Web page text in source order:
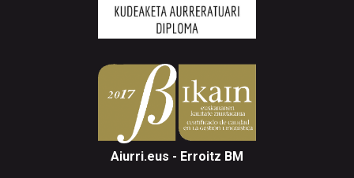
Aiurri.eus - Erroitz BM